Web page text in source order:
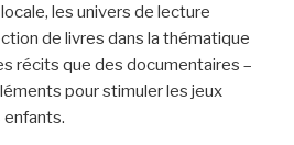
les univers de lecture
de livres dans la thématique
récits que des documentaires –
pour stimuler les jeux